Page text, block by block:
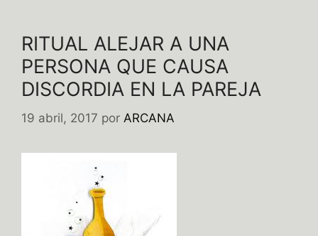
RITUAL ALEJAR A UNA
PERSONA QUE CAUSA
DISCORDIA EN LA PAREJA
19 abril, 2017 por ARCANA